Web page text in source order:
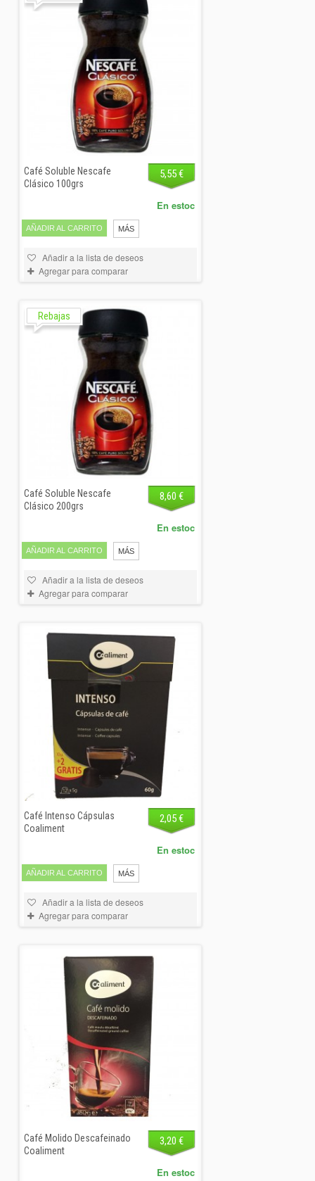
Café Soluble Nescafe
Clásico 100grs
5,55 €
AÑADIR AL CARRITO MÁS
En estoc
Añadir a la lista de deseos
Agregar para comparar
Rebajas
Café Soluble Nescafe
Clásico 200grs
8,60 €
AÑADIR AL CARRITO MÁS
En estoc
Añadir a la lista de deseos
Agregar para comparar
Café Intenso Cápsulas
Coaliment
2,05 €
AÑADIR AL CARRITO MÁS
En estoc
Añadir a la lista de deseos
Agregar para comparar
Café Molido Descafeinado
Coaliment
3,20 €
En estoc